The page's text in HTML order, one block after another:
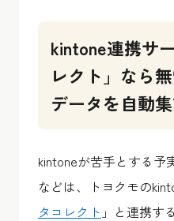
kintone連携サ
レクト」なら
データを自動
kintoneが苦手とする予
などは、トヨクモの
タコレクト 」と連携す